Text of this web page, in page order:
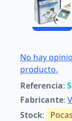
No hay
producto.
Referencia:
Fabricante:
Stock: